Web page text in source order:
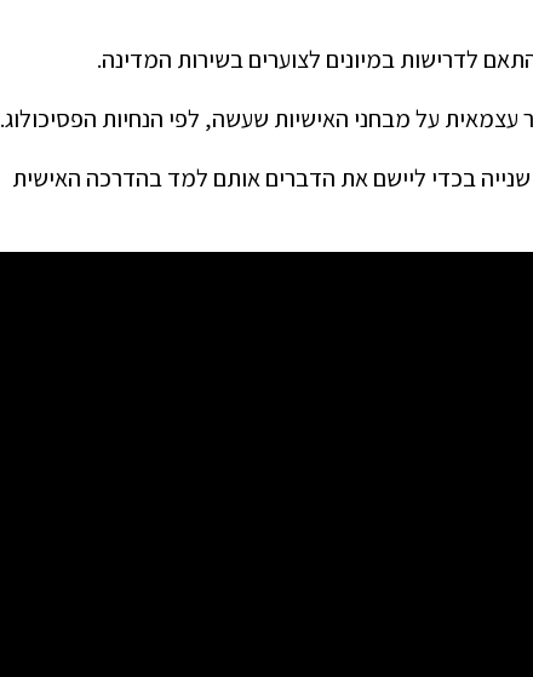
לדרישות במיונים לצוערים בשירות המדינה.
על מבחני האישיות שעשה, לפי הנחיות הפסיכולוג.
בכדי ליישם את הדברים אותם למד בהדרכה האישית